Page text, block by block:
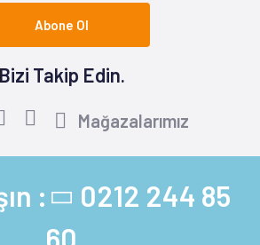
Abone Ol
Bizi Takip Edin.
Mağazalarımız
: 0212 244 85
60